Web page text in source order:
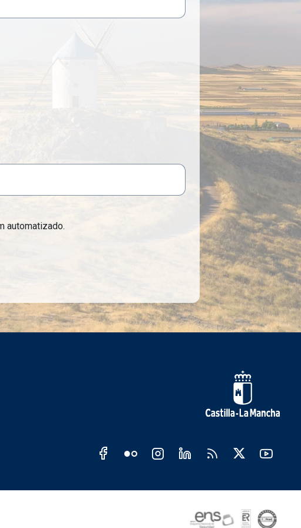
automatizado.
Redes sociales JCCM